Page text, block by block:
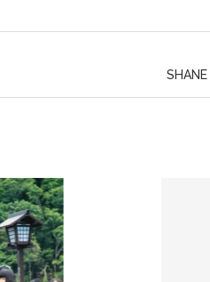
SHANE